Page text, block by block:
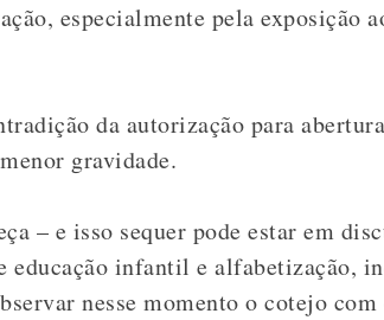
especialmente pela exposição
da autorização para
gravidade.
– e isso sequer pode estar em
educação infantil e alfabetização,
nesse momento o cotejo